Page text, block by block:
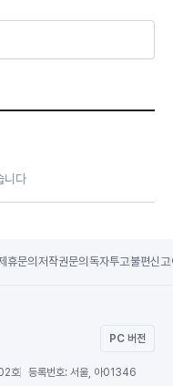
니다
휴문의 저작권문의 독자투고불편신고
PC 버전
호 등록번호: 서울, 아01346